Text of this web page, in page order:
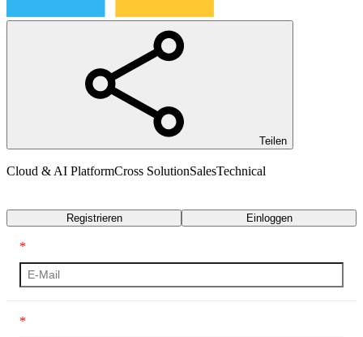
Teilen
Cloud & AI PlatformCross SolutionSalesTechnical
Registrieren Einloggen
*
*